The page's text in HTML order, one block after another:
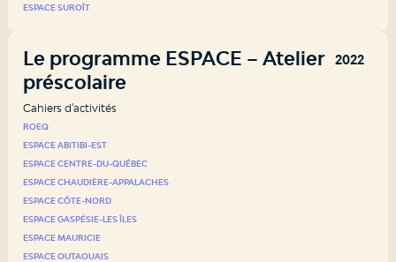
ESPACE SUROÎT
2022
Le programme ESPACE – Atelier
préscolaire
Cahiers d'activités
ROEQ
ESPACE ABITIBI-EST
ESPACE CENTRE-DU-QUÉBEC
ESPACE CHAUDIÈRE-APPALACHES
ESPACE CÔTE-NORD
ESPACE GASPÉSIE-LES ÎLES
ESPACE MAURICIE
ESPACE OUTAOUAIS